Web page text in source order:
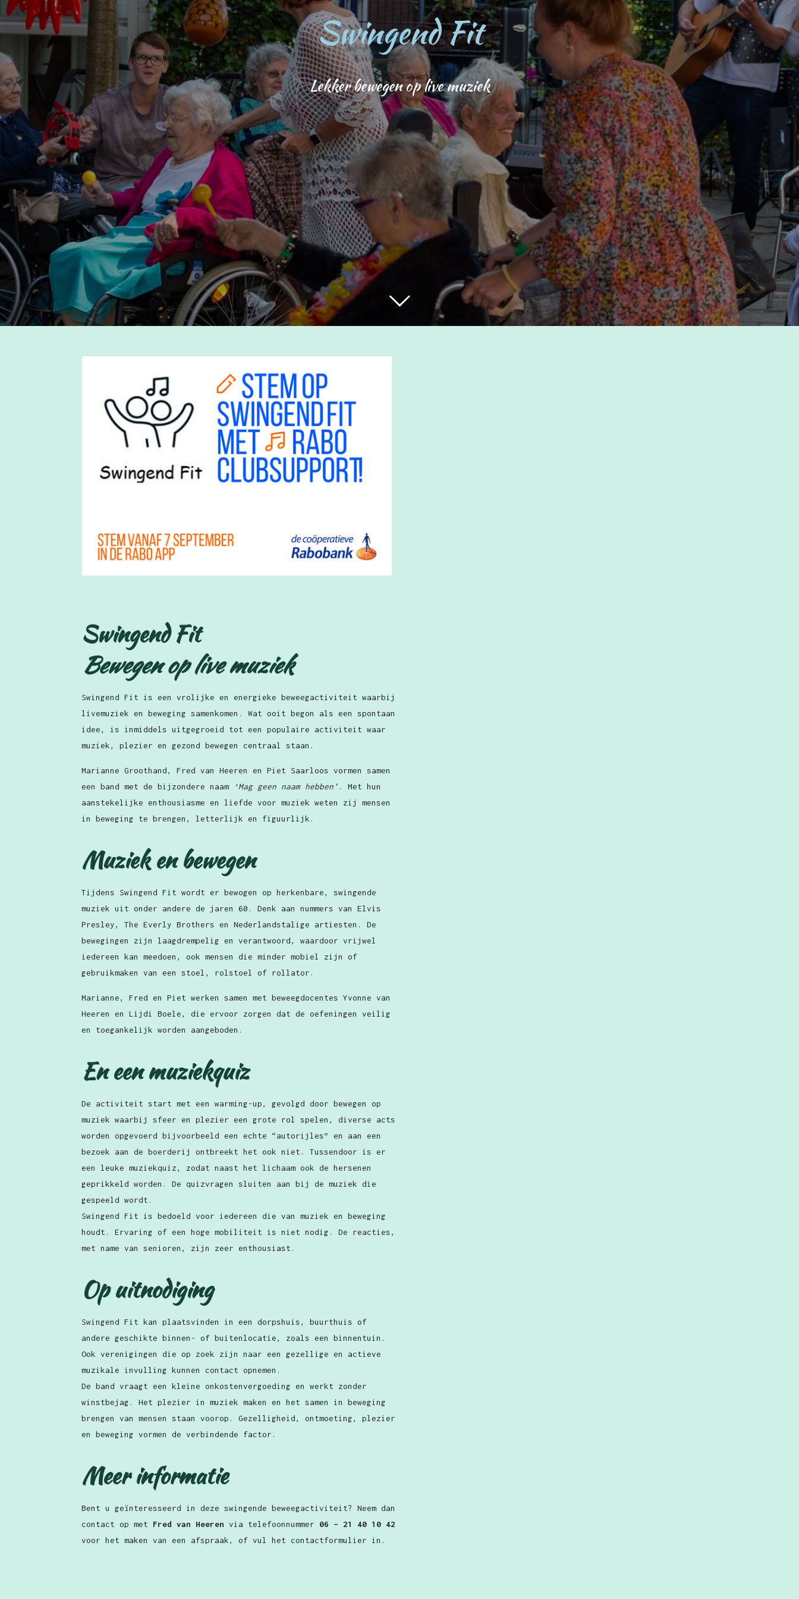
Swingend Fit
Lekker bewegen op live muziek
Swingend Fit
Bewegen op live muziek
Swingend Fit is een vrolijke en energieke beweegactiviteit waarbij
livemuziek en beweging samenkomen. Wat ooit begon als een spontaan
idee, is inmiddels uitgegroeid tot een populaire activiteit waar
muziek, plezier en gezond bewegen centraal staan.
Marianne Groothand, Fred van Heeren en Piet Saarloos vormen samen
een band met de bijzondere naam
‘Mag geen naam hebben’ . Met hun
aanstekelijke enthousiasme en liefde voor muziek weten zij mensen
in beweging te brengen, letterlijk en figuurlijk.
Muziek en bewegen
Tijdens Swingend Fit wordt er bewogen op herkenbare, swingende
muziek uit onder andere de jaren 60. Denk aan nummers van Elvis
Presley, The Everly Brothers en Nederlandstalige artiesten. De
bewegingen zijn laagdrempelig en verantwoord, waardoor vrijwel
iedereen kan meedoen, ook mensen die minder mobiel zijn of
gebruikmaken van een stoel, rolstoel of rollator.
Marianne, Fred en Piet werken samen met beweegdocentes Yvonne van
Heeren en Lijdi Boele, die ervoor zorgen dat de oefeningen veilig
en toegankelijk worden aangeboden.
En een muziekquiz
De activiteit start met een warming-up, gevolgd door bewegen op
muziek waarbij sfeer en plezier een grote rol spelen, diverse acts
worden opgevoerd bijvoorbeeld een echte “autorijles” en aan een
bezoek aan de boerderij ontbreekt het ook niet. Tussendoor is er
een leuke muziekquiz, zodat naast het lichaam ook de hersenen
geprikkeld worden. De quizvragen sluiten aan bij de muziek die
gespeeld wordt.
Swingend Fit is bedoeld voor iedereen die van muziek en beweging
houdt. Ervaring of een hoge mobiliteit is niet nodig. De reacties,
met name van senioren, zijn zeer enthousiast.
Op uitnodiging
Swingend Fit kan plaatsvinden in een dorpshuis, buurthuis of
andere geschikte binnen- of buitenlocatie, zoals een binnentuin.
Ook verenigingen die op zoek zijn naar een gezellige en actieve
muzikale invulling kunnen contact opnemen.
De band vraagt een kleine onkostenvergoeding en werkt zonder
winstbejag. Het plezier in muziek maken en het samen in beweging
brengen van mensen staan voorop. Gezelligheid, ontmoeting, plezier
en beweging vormen de verbindende factor.
Meer informatie
Bent u geïnteresseerd in deze swingende beweegactiviteit? Neem dan
contact op met Fred van Heeren via telefoonnummer 06 – 21 40 10 42
voor het maken van een afspraak, of vul het contactformulier in.